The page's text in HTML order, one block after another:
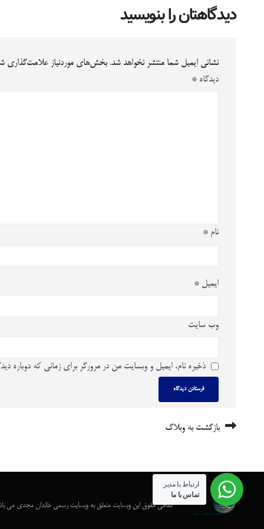
دیدگاهتان را بنویسید
نشانی ایمیل شما منتشر نخواهد شد. بخش‌های موردنیاز علامت‌گذاری
دیدگاه *
نام *
ایمیل *
وب‌ سایت
ذخیره نام، ایمیل و وبسایت من در مرورگر برای زمانی که دوباره
بازگشت به وبلاگ
تمامی حقوق این وبسایت متعلق به وبسایت رسمی خاندان مجدی می
ارتباط با مدیر
تماس با ما